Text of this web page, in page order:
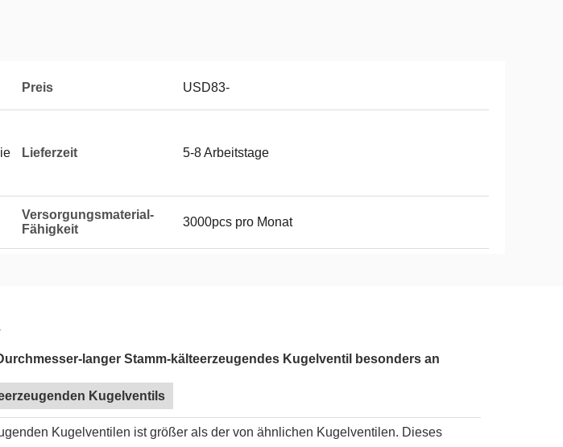
Preis USD83-
Lieferzeit 5-8 Arbeitstage
Versorgungsmaterial-
Fähigkeit
3000pcs pro Monat
langer Stamm-kälteerzeugendes Kugelventil besonders an
Kugelventils
Kugelventilen ist größer als der von ähnlichen Kugelventilen. Dieses